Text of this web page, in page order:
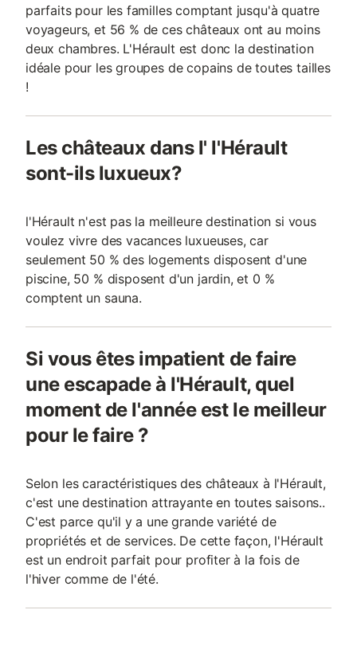
parfaits pour les familles comptant jusqu'à quatre
voyageurs, et 56 % de ces châteaux ont au moins
deux chambres. L'Hérault est donc la destination
idéale pour les groupes de copains de toutes tailles
!
Les châteaux dans l' l'Hérault
sont-ils luxueux?
l'Hérault n'est pas la meilleure destination si vous
voulez vivre des vacances luxueuses, car
seulement 50 % des logements disposent d'une
piscine, 50 % disposent d'un jardin, et 0 %
comptent un sauna.
Si vous êtes impatient de faire
une escapade à l'Hérault, quel
moment de l'année est le meilleur
pour le faire ?
Selon les caractéristiques des châteaux à l'Hérault,
c'est une destination attrayante en toutes saisons..
C'est parce qu'il y a une grande variété de
propriétés et de services. De cette façon, l'Hérault
est un endroit parfait pour profiter à la fois de
l'hiver comme de l'été.